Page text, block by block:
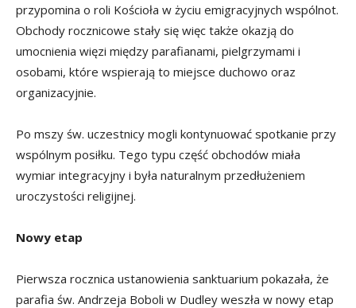
przypomina o roli Kościoła w życiu emigracyjnych wspólnot.
Obchody rocznicowe stały się więc także okazją do
umocnienia więzi między parafianami, pielgrzymami i
osobami, które wspierają to miejsce duchowo oraz
organizacyjnie.
Po mszy św. uczestnicy mogli kontynuować spotkanie przy
wspólnym posiłku. Tego typu część obchodów miała
wymiar integracyjny i była naturalnym przedłużeniem
uroczystości religijnej.
Nowy etap
Pierwsza rocznica ustanowienia sanktuarium pokazała, że
parafia św. Andrzeja Boboli w Dudley weszła w nowy etap